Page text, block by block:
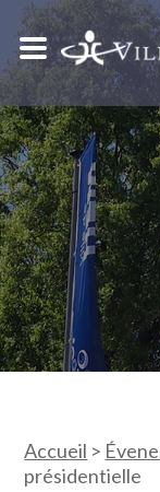
Accueil >
présidentielle